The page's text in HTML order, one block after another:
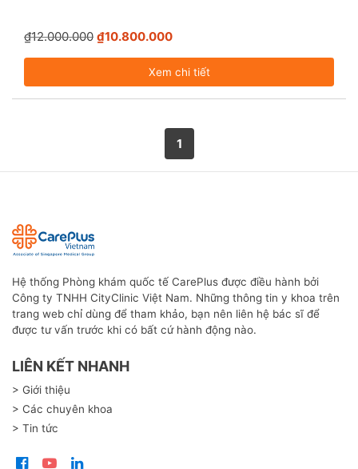
₫12.000.000 ₫10.800.000
Xem chi tiết
1
Hệ thống Phòng khám quốc tế CarePlus được điều hành bởi
Công ty TNHH CityClinic Việt Nam. Những thông tin y khoa trên
trang web chỉ dùng để tham khảo, bạn nên liên hệ bác sĩ để
được tư vấn trước khi có bất cứ hành động nào.
LIÊN KẾT NHANH
> Giới thiệu
> Các chuyên khoa
> Tin tức